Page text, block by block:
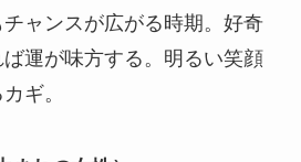
ャンスが広がる時期。好奇
運が味方する。明るい笑顔
ギ。